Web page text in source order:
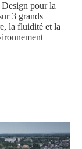
pour la
3 grands
la fluidité et la